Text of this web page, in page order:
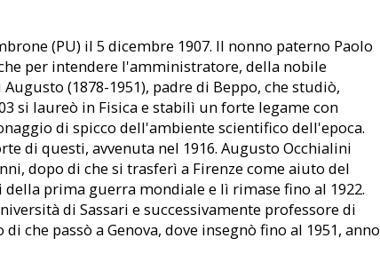
(PU) il 5 dicembre 1907. Il nonno paterno Paolo
per intendere l'amministratore, della nobile
(1878-1951), padre di Beppo, che studiò,
si laureò in Fisica e stabilì un forte legame con
di spicco dell'ambiente scientifico dell'epoca.
di questi, avvenuta nel 1916. Augusto Occhialini
dopo di che si trasferì a Firenze come aiuto del
prima guerra mondiale e lì rimase fino al 1922.
di Sassari e successivamente professore di
che passò a Genova, dove insegnò fino al 1951, anno